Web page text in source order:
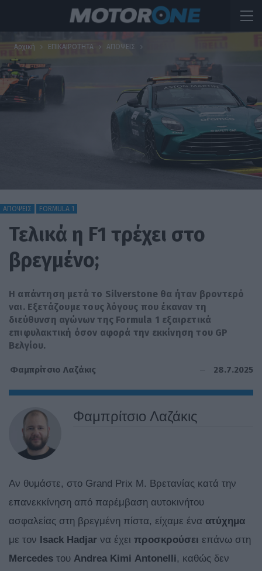
Αρχική ΕΠΙΚΑΙΡΟΤΗΤΑ ΑΠΟΨΕΙΣ
ΑΠΟΨΕΙΣ FORMULA 1
Τελικά η F1 τρέχει στο
βρεγμένο;
Η απάντηση μετά το Silverstone θα ήταν βροντερό
ναι. Εξετάζουμε τους λόγους που έκαναν τη
διεύθυνση αγώνων της Formula 1 εξαιρετικά
επιφυλακτική όσον αφορά την εκκίνηση του GP
Βελγίου.
Φαμπρίτσιο Λαζάκις 28.7.2025
Φαμπρίτσιο Λαζάκις
Αν θυμάστε, στο Grand Prix Μ. Βρετανίας κατά την
επανεκκίνηση από παρέμβαση αυτοκινήτου
ασφαλείας στη βρεγμένη πίστα, είχαμε ένα ατύχημα
με τον
Isack Hadjar να έχει προσκρούσει επάνω στη
Mercedes του Andrea Kimi Antonelli, καθώς δεν